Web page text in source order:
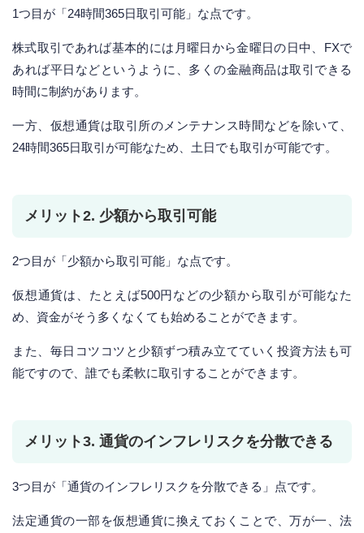
1つ目が「24時間365日取引可能」な点です。
株式取引であれば基本的には月曜日から金曜日の日中、FXで
あれば平日などというように、多くの金融商品は取引できる
時間に制約があります。
一方、仮想通貨は取引所のメンテナンス時間などを除いて、
24時間365日取引が可能なため、土日でも取引が可能です。
メリット2. 少額から取引可能
2つ目が「少額から取引可能」な点です。
仮想通貨は、たとえば500円などの少額から取引が可能なた
め、資金がそう多くなくても始めることができます。
また、毎日コツコツと少額ずつ積み立てていく投資方法も可
能ですので、誰でも柔軟に取引することができます。
メリット3. 通貨のインフレリスクを分散できる
3つ目が「通貨のインフレリスクを分散できる」点です。
法定通貨の一部を仮想通貨に換えておくことで、万が一、法